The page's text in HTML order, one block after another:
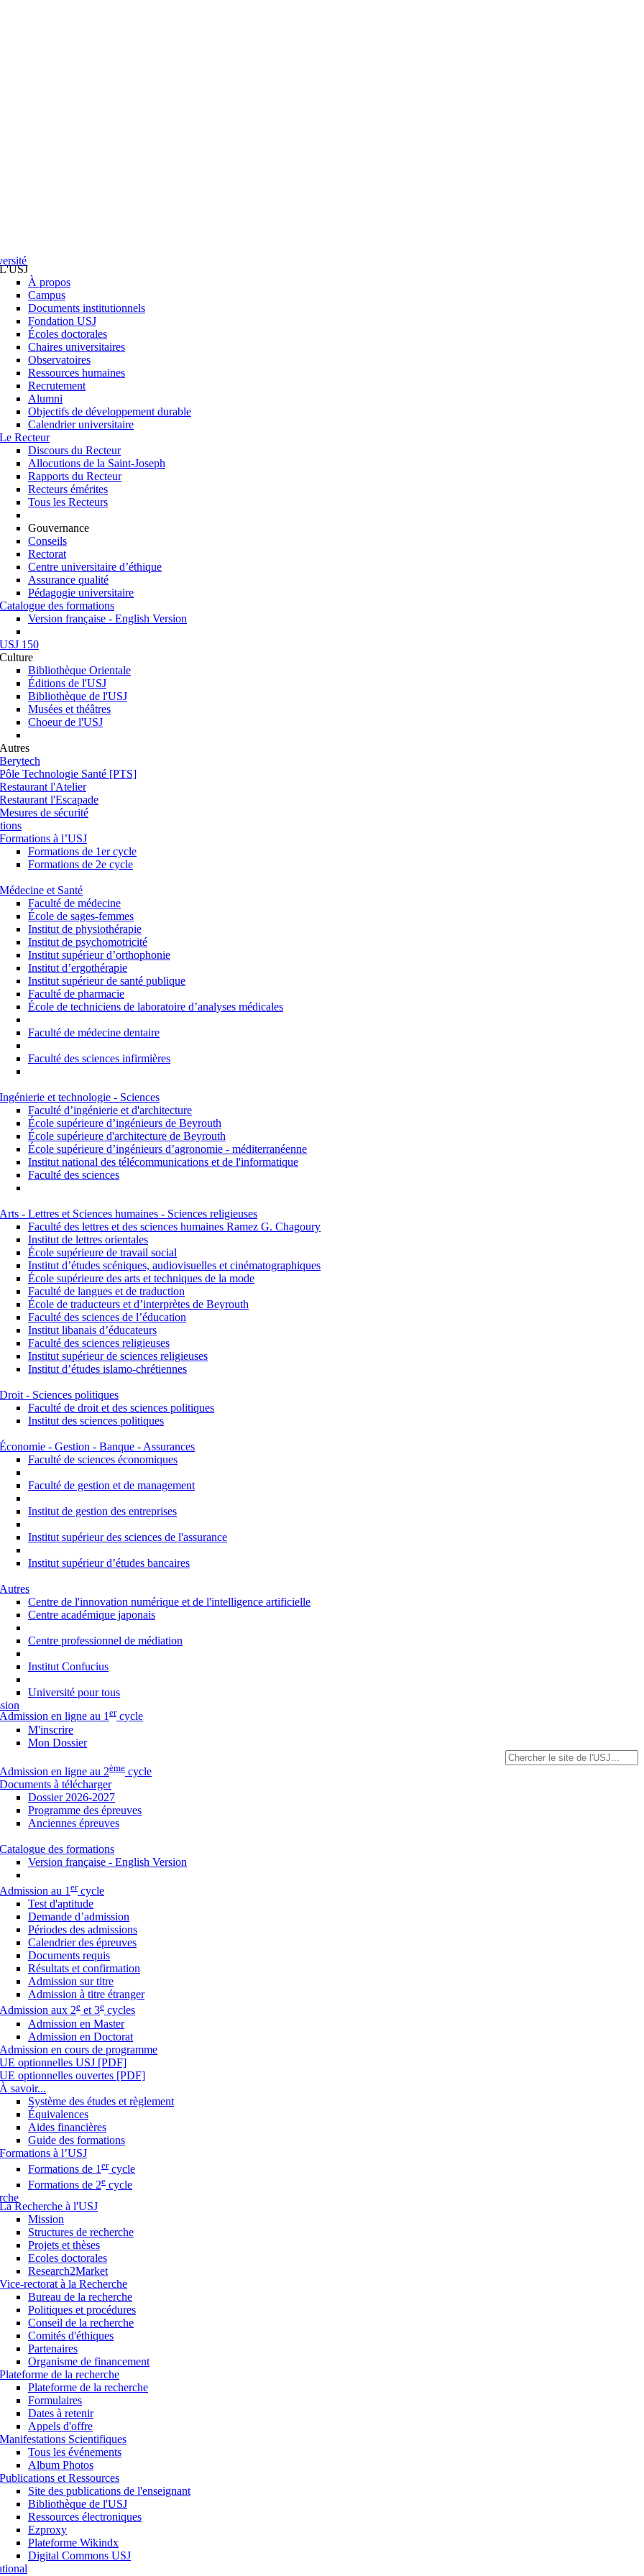
L'USJ
À propos
Campus
Documents institutionnels
Fondation USJ
Écoles doctorales
Chaires universitaires
Observatoires
Ressources humaines
Recrutement
Alumni
Objectifs de développement durable
Calendrier universitaire
Le Recteur
Discours du Recteur
Allocutions de la Saint-Joseph
Rapports du Recteur
Recteurs émérites
Tous les Recteurs
Gouvernance
Conseils
Rectorat
Centre universitaire d’éthique
Assurance qualité
Pédagogie universitaire
Catalogue des formations
Version française - English Version
USJ 150
Culture
Bibliothèque Orientale
Éditions de l'USJ
Bibliothèque de l'USJ
Musées et théâtres
Choeur de l'USJ
Autres
Berytech
Pôle Technologie Santé [PTS]
Restaurant l'Atelier
Restaurant l'Escapade
Mesures de sécurité
Formations à l’USJ
Formations de 1er cycle
Formations de 2e cycle
Médecine et Santé
Faculté de médecine
École de sages-femmes
Institut de physiothérapie
Institut de psychomotricité
Institut supérieur d’orthophonie
Institut d’ergothérapie
Institut supérieur de santé publique
Faculté de pharmacie
École de techniciens de laboratoire d’analyses médicales
Faculté de médecine dentaire
Faculté des sciences infirmières
Ingénierie et technologie - Sciences
Faculté d’ingénierie et d'architecture
École supérieure d’ingénieurs de Beyrouth
École supérieure d'architecture de Beyrouth
École supérieure d’ingénieurs d’agronomie - méditerranéenne
Institut national des télécommunications et de l'informatique
Faculté des sciences
Arts - Lettres et Sciences humaines - Sciences religieuses
Faculté des lettres et des sciences humaines Ramez G. Chagoury
Institut de lettres orientales
École supérieure de travail social
Institut d’études scéniques, audiovisuelles et cinématographiques
École supérieure des arts et techniques de la mode
Faculté de langues et de traduction
École de traducteurs et d’interprètes de Beyrouth
Faculté des sciences de l’éducation
Institut libanais d’éducateurs
Faculté des sciences religieuses
Institut supérieur de sciences religieuses
Institut d’études islamo-chrétiennes
Droit - Sciences politiques
Faculté de droit et des sciences politiques
Institut des sciences politiques
Économie - Gestion - Banque - Assurances
Faculté de sciences économiques
Faculté de gestion et de management
Institut de gestion des entreprises
Institut supérieur des sciences de l'assurance
Institut supérieur d’études bancaires
Autres
Centre de l'innovation numérique et de l'intelligence artificielle
Centre académique japonais
Centre professionnel de médiation
Institut Confucius
Université pour tous
Admission en ligne au 1ercycle
M'inscrire
Mon Dossier
Admission en ligne au 2ème cycle
Documents à télécharger
Dossier 2026-2027
Programme des épreuves
Anciennes épreuves
Catalogue des formations
Version française - English Version
Admission au 1 ercycle
Test d'aptitude
Demande d’admission
Périodes des admissions
Calendrier des épreuves
Documents requis
Résultats et confirmation
Admission sur titre
Admission à titre étranger
Admission aux 2e et 3e cycles
Admission en Master
Admission en Doctorat
Admission en cours de programme
UE optionnelles USJ [PDF]
UE optionnelles ouvertes [PDF]
À savoir...
Système des études et règlement
Équivalences
Aides financières
Guide des formations
Formations à l’USJ
Formations de 1 ercycle
Formations de 2e cycle
La Recherche à l'USJ
Mission
Structures de recherche
Projets et thèses
Ecoles doctorales
Research2Market
Vice-rectorat à la Recherche
Bureau de la recherche
Politiques et procédures
Conseil de la recherche
Comités d'éthiques
Partenaires
Organisme de financement
Plateforme de la recherche
Plateforme de la recherche
Formulaires
Dates à retenir
Appels d'offre
Manifestations Scientifiques
Tous les événements
Album Photos
Publications et Ressources
Site des publications de l'enseignant
Bibliothèque de l'USJ
Ressources électroniques
Ezproxy
Plateforme Wikindx
Digital Commons USJ